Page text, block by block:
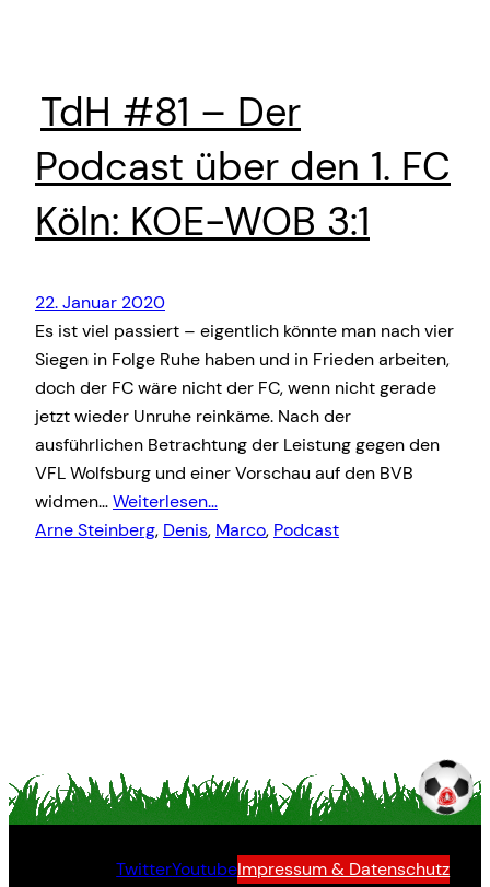
TdH #81 – Der
Podcast über den 1. FC
Köln: KOE-WOB 3:1
22. Januar 2020
Es ist viel passiert – eigentlich könnte man nach vier
Siegen in Folge Ruhe haben und in Frieden arbeiten,
doch der FC wäre nicht der FC, wenn nicht gerade
jetzt wieder Unruhe reinkäme. Nach der
ausführlichen Betrachtung der Leistung gegen den
VFL Wolfsburg und einer Vorschau auf den BVB
widmen…Weiterlesen…
Arne Steinberg, Denis, Marco, Podcast
TwitterYoutubeImpressum & Datenschutz